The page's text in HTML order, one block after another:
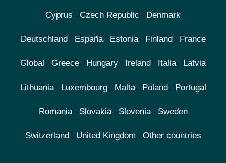
Cyprus Czech Republic Denmark
Deutschland España Estonia Finland France
Global Greece Hungary Ireland Italia Latvia
Lithuania Luxembourg Malta Poland Portugal
Romania Slovakia Slovenia Sweden
Switzerland United Kingdom Other countries